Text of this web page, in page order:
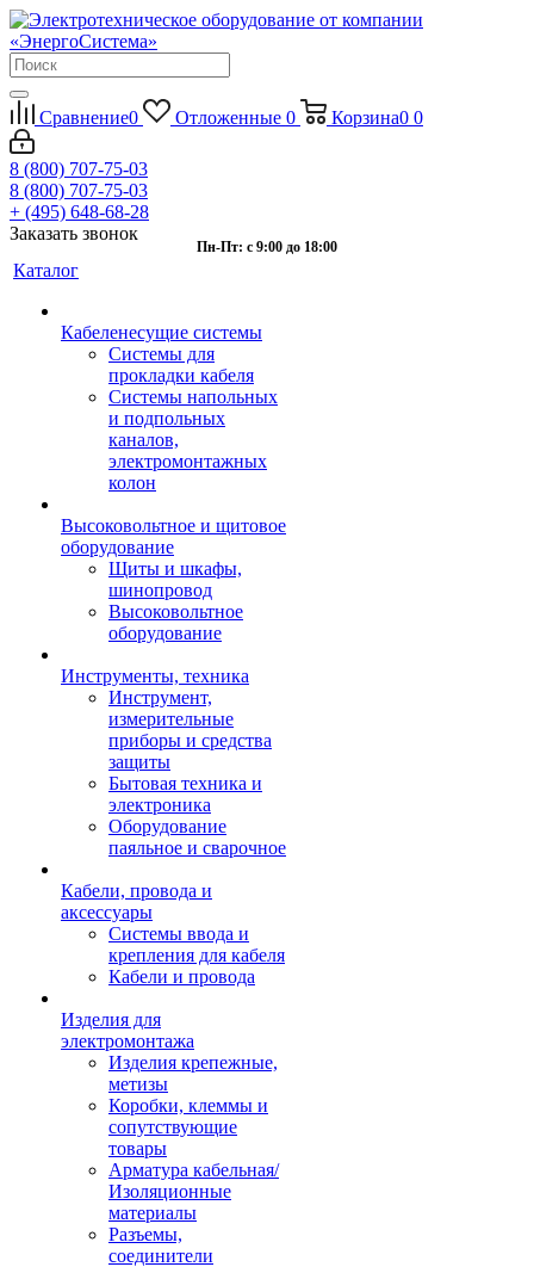
Сравнение0 Отложенные 0 Корзина0 0
8 (800) 707-75-03
8 (800) 707-75-03
+ (495) 648-68-28
Заказать звонок
Пн-Пт: с 9:00 до 18:00
Каталог
Кабеленесущие системы
Системы для
прокладки кабеля
Системы напольных
и подпольных
каналов,
электромонтажных
колон
Высоковольтное и щитовое
оборудование
Щиты и шкафы,
шинопровод
Высоковольтное
оборудование
Инструменты, техника
Инструмент,
измерительные
приборы и средства
защиты
Бытовая техника и
электроника
Оборудование
паяльное и сварочное
Кабели, провода и
аксессуары
Системы ввода и
крепления для кабеля
Кабели и провода
Изделия для
электромонтажа
Изделия крепежные,
метизы
Коробки, клеммы и
сопутствующие
товары
Арматура кабельная/
Изоляционные
материалы
Разъемы,
соединители